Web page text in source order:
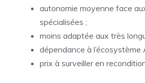
autonomie moyenne face
spécialisées ;
moins adaptée aux très
dépendance à l’écosystème
prix à surveiller en